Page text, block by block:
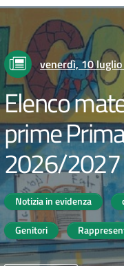
venerdì, 10
Elenco
prime
2026/2027
Notizia in evidenza
Genitori